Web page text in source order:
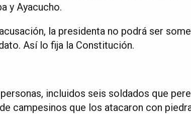
y Ayacucho.
la presidenta no podrá ser
Así lo fija la Constitución.
incluidos seis soldados que
campesinos que los atacaron con